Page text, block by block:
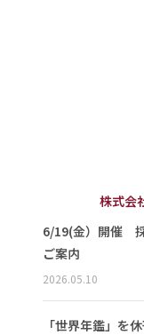
株式会
6/19(金）開催
ご案内
2026.05.10
「世界年鑑」を